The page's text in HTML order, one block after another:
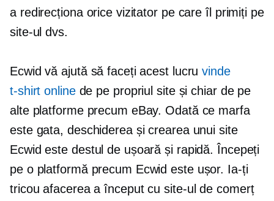
a redirecționa orice vizitator pe care îl primiți pe
site-ul dvs.
Ecwid vă ajută să faceți acest lucruvinde
t-shirt onlinede pe propriul site și chiar de pe
alte platforme precum eBay. Odată ce marfa
este gata, deschiderea și crearea unui site
Ecwid este destul de ușoară și rapidă. Începeți
pe o platformă precum Ecwid este ușor. Ia-ți
tricou afacerea a început cu site-ul de comerț